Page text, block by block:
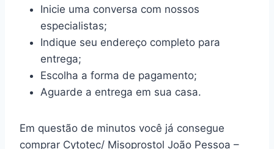
Inicie uma conversa com nossos
especialistas;
Indique seu endereço completo para
entrega;
Escolha a forma de pagamento;
Aguarde a entrega em sua casa.
Em questão de minutos você já consegue
comprar Cytotec/ Misoprostol João Pessoa –